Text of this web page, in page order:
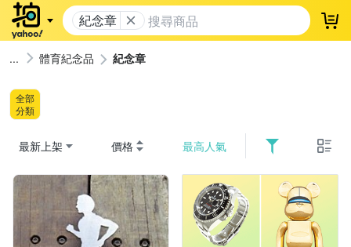
紀念章 登
體育紀念品 紀念章
全部
分類
最新上架 價格 最高人氣